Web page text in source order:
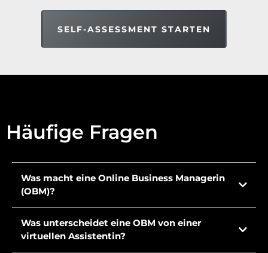
SELF-ASSESSMENT STARTEN
Häufige Fragen
Was macht eine Online Business Managerin
(OBM)?
Was unterscheidet eine OBM von einer
virtuellen Assistentin?